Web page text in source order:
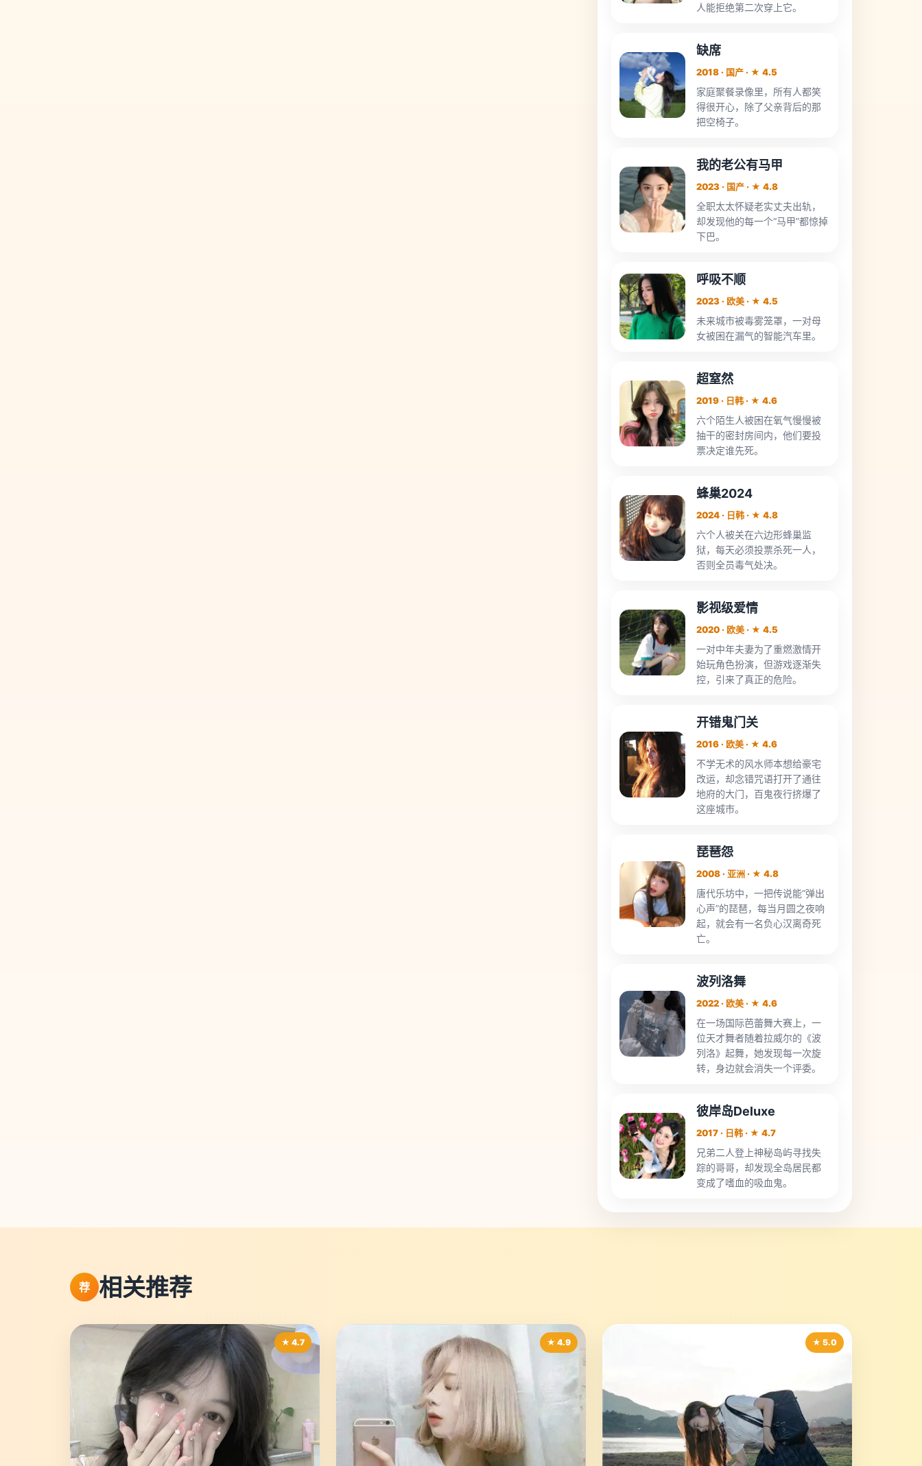
人能拒绝第二次穿上它。
缺席
2018 · 国产 · ★ 4.5
家庭聚餐录像里，所有人都笑
得很开心，除了父亲背后的那
把空椅子。
我的老公有马甲
2023 · 国产 · ★ 4.8
全职太太怀疑老实丈夫出轨，
却发现他的每一个“马甲”都惊掉
下巴。
呼吸不顺
2023 · 欧美 · ★ 4.5
未来城市被毒雾笼罩，一对母
女被困在漏气的智能汽车里。
超窒然
2019 · 日韩 · ★ 4.6
六个陌生人被困在氧气慢慢被
抽干的密封房间内，他们要投
票决定谁先死。
蜂巢2024
2024 · 日韩 · ★ 4.8
六个人被关在六边形蜂巢监
狱，每天必须投票杀死一人，
否则全员毒气处决。
影视级爱情
2020 · 欧美 · ★ 4.5
一对中年夫妻为了重燃激情开
始玩角色扮演，但游戏逐渐失
控，引来了真正的危险。
开错鬼门关
2016 · 欧美 · ★ 4.6
不学无术的风水师本想给豪宅
改运，却念错咒语打开了通往
地府的大门，百鬼夜行挤爆了
这座城市。
琵琶怨
2008 · 亚洲 · ★ 4.8
唐代乐坊中，一把传说能“弹出
心声”的琵琶，每当月圆之夜响
起，就会有一名负心汉离奇死
亡。
波列洛舞
2022 · 欧美 · ★ 4.6
在一场国际芭蕾舞大赛上，一
位天才舞者随着拉威尔的《波
列洛》起舞，她发现每一次旋
转，身边就会消失一个评委。
彼岸岛Deluxe
2017 · 日韩 · ★ 4.7
兄弟二人登上神秘岛屿寻找失
踪的哥哥，却发现全岛居民都
变成了嗜血的吸血鬼。
荐 相关推荐
★ 4.7 ★ 4.9 ★ 5.0